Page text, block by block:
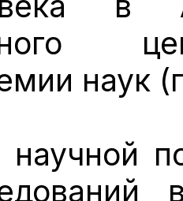
наук
научной